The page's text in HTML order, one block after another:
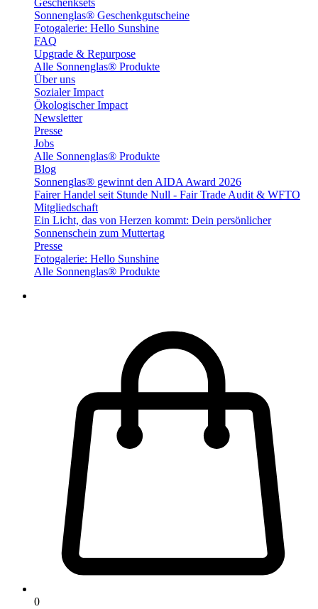
Geschenksets
Sonnenglas® Geschenkgutscheine
Fotogalerie: Hello Sunshine
FAQ
Upgrade & Repurpose
Alle Sonnenglas® Produkte
Über uns
Sozialer Impact
Ökologischer Impact
Newsletter
Presse
Jobs
Alle Sonnenglas® Produkte
Blog
Sonnenglas® gewinnt den AIDA Award 2026
Fairer Handel seit Stunde Null - Fair Trade Audit & WFTO
Mitgliedschaft
Ein Licht, das von Herzen kommt: Dein persönlicher
Sonnenschein zum Muttertag
Presse
Fotogalerie: Hello Sunshine
Alle Sonnenglas® Produkte
0